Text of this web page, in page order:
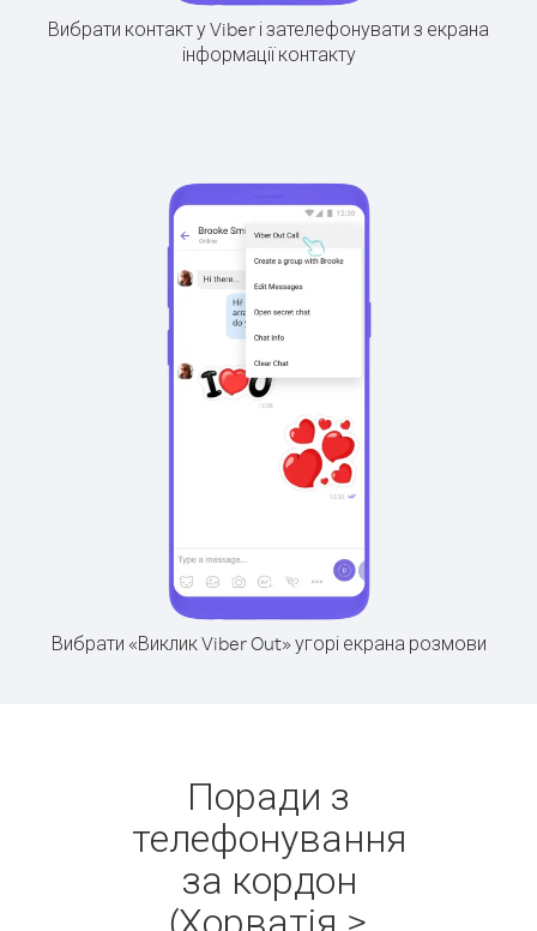
Вибрати контакт у Viber і зателефонувати з екрана
інформації контакту
Вибрати «Виклик Viber Out» угорі екрана розмови
Поради з
телефонування
за кордон
(Хорватія >